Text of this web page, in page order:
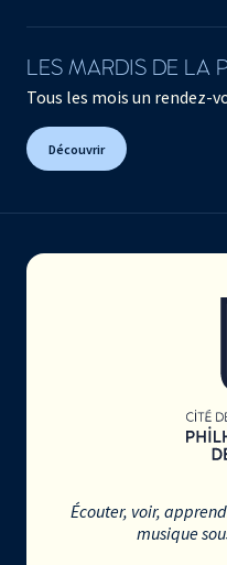
LES MARDIS DE LA
Tous les mois un rendez-
Découvrir
Écouter, voir,
musique